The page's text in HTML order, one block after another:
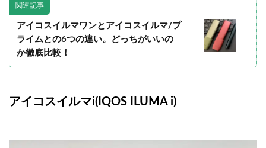
関連記事
アイコスイルマワンとアイコスイルマ/プ
ライムとの6つの違い。どっちがいいの
か徹底比較！
アイコスイルマi(IQOS ILUMA i)